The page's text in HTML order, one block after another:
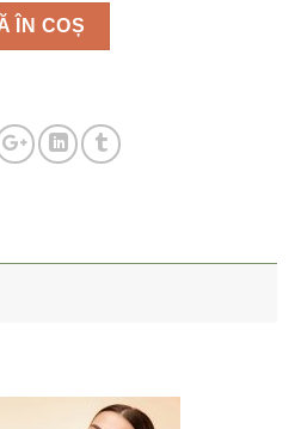
ÎN COȘ